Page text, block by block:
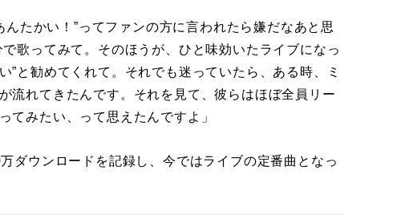
んたかい！”ってファンの方に言われたら嫌だなあと思
歌ってみて。そのほうが、ひと味効いたライブになっ
”と勧めてくれて。それでも迷っていたら、ある時、ミ
流れてきたんです。それを見て、彼らはほぼ全員リー
てみたい、って思えたんですよ」
ダウンロードを記録し、今ではライブの定番曲となっ